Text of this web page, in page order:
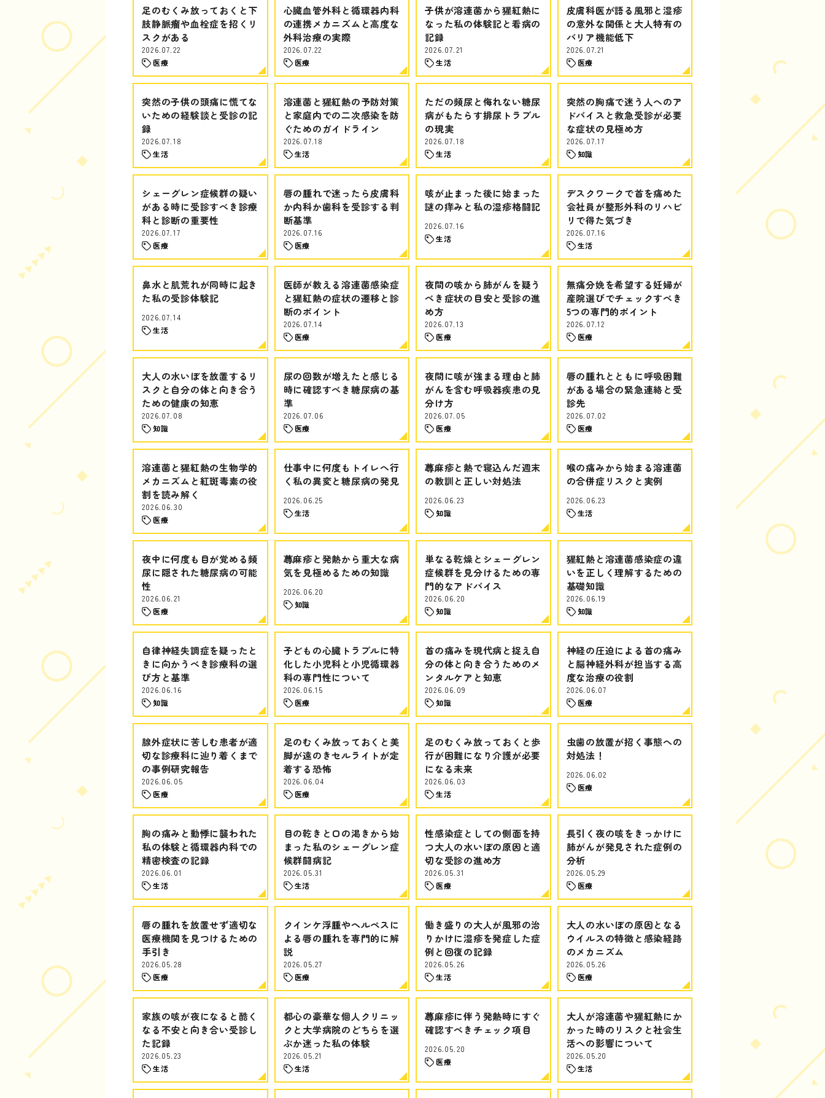
足のむくみ放っておくと下
肢静脈瘤や血栓症を招くリ
スクがある
2026.07.22
医療
心臓血管外科と循環器内科
の連携メカニズムと高度な
外科治療の実際
2026.07.22
医療
子供が溶連菌から猩紅熱に
なった私の体験記と看病の
記録
2026.07.21
生活
皮膚科医が語る風邪と湿疹
の意外な関係と大人特有の
バリア機能低下
2026.07.21
医療
突然の子供の頭痛に慌てな
いための経験談と受診の記
録
2026.07.18
生活
溶連菌と猩紅熱の予防対策
と家庭内での二次感染を防
ぐためのガイドライン
2026.07.18
生活
ただの頻尿と侮れない糖尿
病がもたらす排尿トラブル
の現実
2026.07.18
生活
突然の胸痛で迷う人へのア
ドバイスと救急受診が必要
な症状の見極め方
2026.07.17
知識
シェーグレン症候群の疑い
がある時に受診すべき診療
科と診断の重要性
2026.07.17
医療
唇の腫れで迷ったら皮膚科
か内科か歯科を受診する判
断基準
2026.07.16
医療
咳が止まった後に始まった
謎の痒みと私の湿疹格闘記
2026.07.16
生活
デスクワークで首を痛めた
会社員が整形外科のリハビ
リで得た気づき
2026.07.16
生活
鼻水と肌荒れが同時に起き
た私の受診体験記
2026.07.14
生活
医師が教える溶連菌感染症
と猩紅熱の症状の遷移と診
断のポイント
2026.07.14
医療
夜間の咳から肺がんを疑う
べき症状の目安と受診の進
め方
2026.07.13
医療
無痛分娩を希望する妊婦が
産院選びでチェックすべき
5つの専門的ポイント
2026.07.12
医療
大人の水いぼを放置するリ
スクと自分の体と向き合う
ための健康の知恵
2026.07.08
知識
尿の回数が増えたと感じる
時に確認すべき糖尿病の基
準
2026.07.06
医療
夜間に咳が強まる理由と肺
がんを含む呼吸器疾患の見
分け方
2026.07.05
医療
唇の腫れとともに呼吸困難
がある場合の緊急連絡と受
診先
2026.07.02
医療
溶連菌と猩紅熱の生物学的
メカニズムと紅斑毒素の役
割を読み解く
2026.06.30
医療
仕事中に何度もトイレへ行
く私の異変と糖尿病の発見
2026.06.25
生活
蕁麻疹と熱で寝込んだ週末
の教訓と正しい対処法
2026.06.23
知識
喉の痛みから始まる溶連菌
の合併症リスクと実例
2026.06.23
生活
夜中に何度も目が覚める頻
尿に隠された糖尿病の可能
性
2026.06.21
医療
蕁麻疹と発熱から重大な病
気を見極めるための知識
2026.06.20
知識
単なる乾燥とシェーグレン
症候群を見分けるための専
門的なアドバイス
2026.06.20
知識
猩紅熱と溶連菌感染症の違
いを正しく理解するための
基礎知識
2026.06.19
知識
自律神経失調症を疑ったと
きに向かうべき診療科の選
び方と基準
2026.06.16
知識
子どもの心臓トラブルに特
化した小児科と小児循環器
科の専門性について
2026.06.15
医療
首の痛みを現代病と捉え自
分の体と向き合うためのメ
ンタルケアと知恵
2026.06.09
知識
神経の圧迫による首の痛み
と脳神経外科が担当する高
度な治療の役割
2026.06.07
医療
腺外症状に苦しむ患者が適
切な診療科に辿り着くまで
の事例研究報告
2026.06.05
医療
足のむくみ放っておくと美
脚が遠のきセルライトが定
着する恐怖
2026.06.04
医療
足のむくみ放っておくと歩
行が困難になり介護が必要
になる未来
2026.06.03
生活
虫歯の放置が招く事態への
対処法！
2026.06.02
医療
胸の痛みと動悸に襲われた
私の体験と循環器内科での
精密検査の記録
2026.06.01
生活
目の乾きと口の渇きから始
まった私のシェーグレン症
候群闘病記
2026.05.31
生活
性感染症としての側面を持
つ大人の水いぼの原因と適
切な受診の進め方
2026.05.31
医療
長引く夜の咳をきっかけに
肺がんが発見された症例の
分析
2026.05.29
医療
唇の腫れを放置せず適切な
医療機関を見つけるための
手引き
2026.05.28
医療
クインケ浮腫やヘルペスに
よる唇の腫れを専門的に解
説
2026.05.27
医療
働き盛りの大人が風邪の治
りかけに湿疹を発症した症
例と回復の記録
2026.05.26
生活
大人の水いぼの原因となる
ウイルスの特徴と感染経路
のメカニズム
2026.05.26
医療
家族の咳が夜になると酷く
なる不安と向き合い受診し
た記録
2026.05.23
生活
都心の豪華な個人クリニッ
クと大学病院のどちらを選
ぶか迷った私の体験
2026.05.21
生活
蕁麻疹に伴う発熱時にすぐ
確認すべきチェック項目
2026.05.20
医療
大人が溶連菌や猩紅熱にか
かった時のリスクと社会生
活への影響について
2026.05.20
生活